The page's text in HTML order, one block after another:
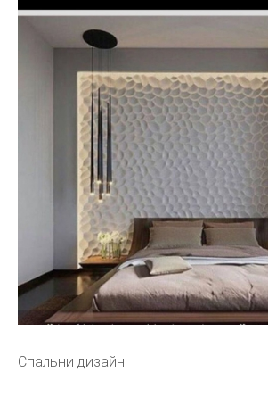
Спальни дизайн